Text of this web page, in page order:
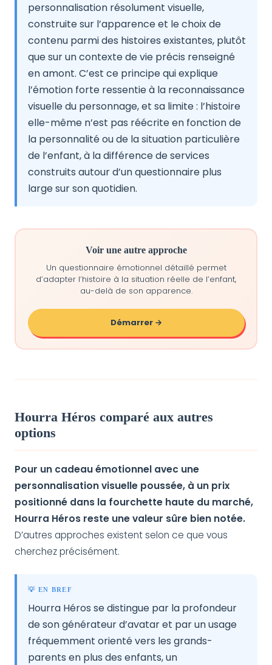
personnalisation résolument visuelle,
construite sur l’apparence et le choix de
contenu parmi des histoires existantes, plutôt
que sur un contexte de vie précis renseigné
en amont. C’est ce principe qui explique
l’émotion forte ressentie à la reconnaissance
visuelle du personnage, et sa limite : l’histoire
elle-même n’est pas réécrite en fonction de
la personnalité ou de la situation particulière
de l’enfant, à la différence de services
construits autour d’un questionnaire plus
large sur son quotidien.
Voir une autre approche
Un questionnaire émotionnel détaillé permet
d’adapter l’histoire à la situation réelle de l’enfant,
au-delà de son apparence.
Démarrer →
Hourra Héros comparé aux autres
options
Pour un cadeau émotionnel avec une
personnalisation visuelle poussée, à un prix
positionné dans la fourchette haute du marché,
Hourra Héros reste une valeur sûre bien notée.
D’autres approches existent selon ce que vous
cherchez précisément.
💡 EN BREF
Hourra Héros se distingue par la profondeur
de son générateur d’avatar et par un usage
fréquemment orienté vers les grands-
parents en plus des enfants, un